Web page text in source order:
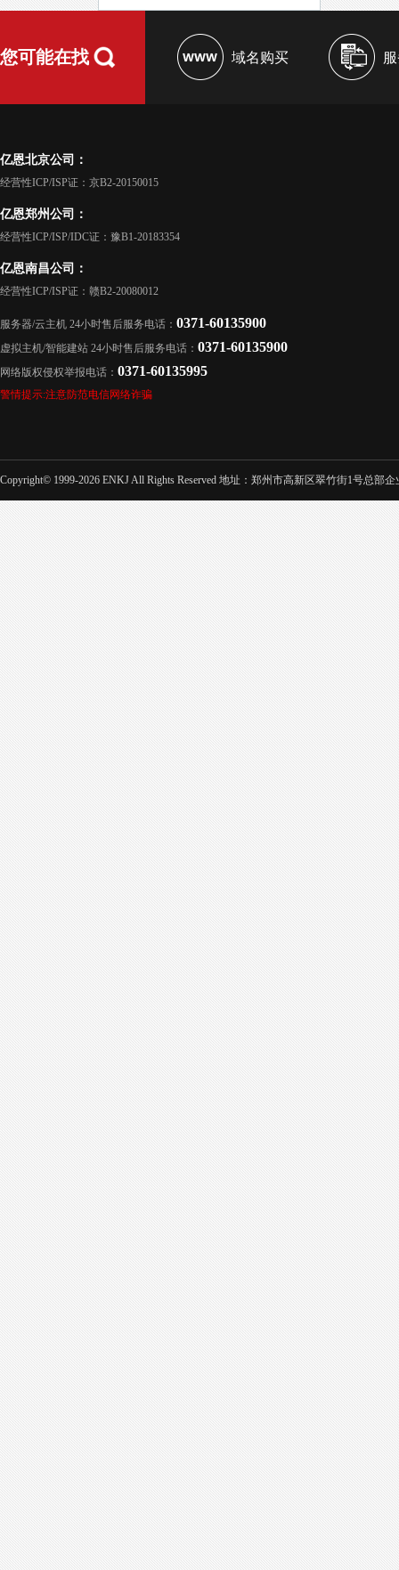
您可能在找 域名购买
亿恩北京公司：
经营性ICP/ISP证：京B2-20150015
亿恩郑州公司：
经营性ICP/ISP/IDC证：豫B1-20183354
亿恩南昌公司：
经营性ICP/ISP证：赣B2-20080012
服务器/云主机 24小时售后服务电话： 0371-60135900
虚拟主机/智能建站 24小时售后服务电话： 0371-60135900
网络版权侵权举报电话： 0371-60135995
警情提示:注意防范电信网络诈骗
Copyright© 1999-2026 ENKJ All Rights Reserved 地址：郑州市高新区翠竹街1号